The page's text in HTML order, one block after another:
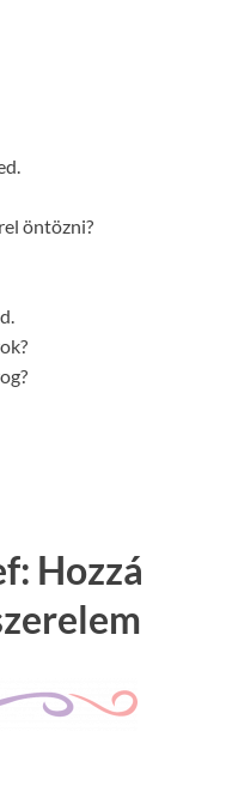
öntözni?
Hozzá